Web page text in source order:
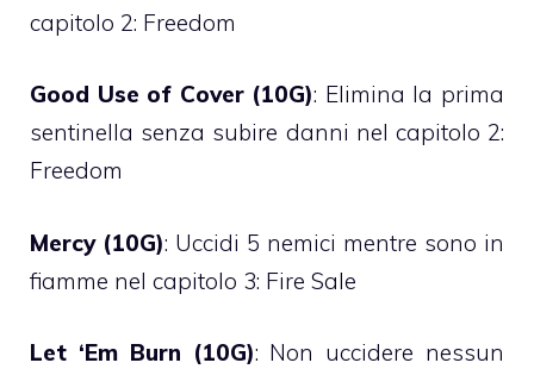
capitolo 2: Freedom
Good Use of Cover (10G): Elimina la prima
sentinella senza subire danni nel capitolo 2:
Freedom
Mercy (10G): Uccidi 5 nemici mentre sono in
fiamme nel capitolo 3: Fire Sale
Let ‘Em Burn (10G): Non uccidere nessun